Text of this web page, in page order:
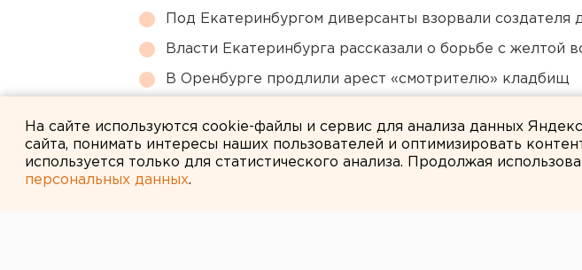
Под Екатеринбургом диверсанты взорвали создателя
Власти Екатеринбурга рассказали о борьбе с желтой
В Оренбурге продлили арест «смотрителю» кладбищ
На сайте используются cookie-файлы и сервис для анализа данных
сайта, понимать интересы наших пользователей и оптимизировать
используется только для статистического анализа. Продолжая
персональных данных.